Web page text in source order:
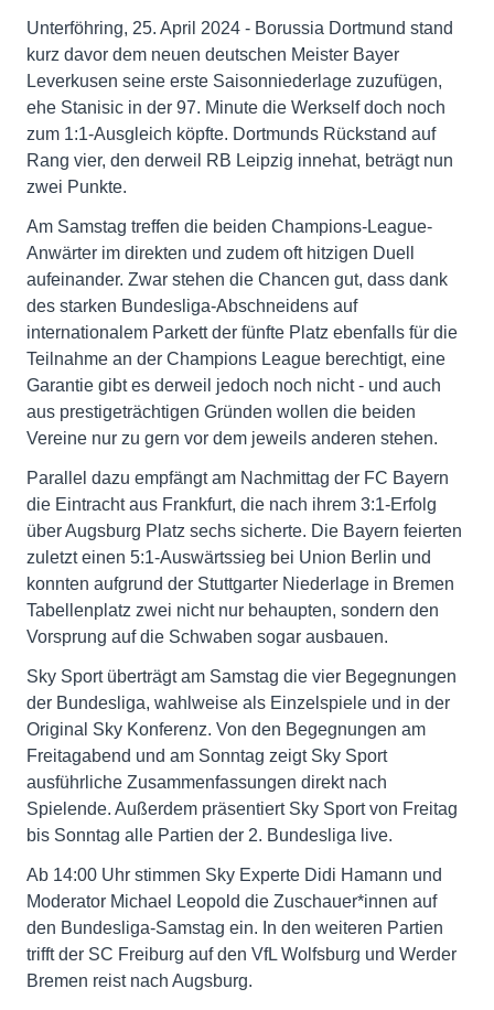
Unterföhring, 25. April 2024 - Borussia Dortmund stand
kurz davor dem neuen deutschen Meister Bayer
Leverkusen seine erste Saisonniederlage zuzufügen,
ehe Stanisic in der 97. Minute die Werkself doch noch
zum 1:1-Ausgleich köpfte. Dortmunds Rückstand auf
Rang vier, den derweil RB Leipzig innehat, beträgt nun
zwei Punkte.
Am Samstag treffen die beiden Champions-League-
Anwärter im direkten und zudem oft hitzigen Duell
aufeinander. Zwar stehen die Chancen gut, dass dank
des starken Bundesliga-Abschneidens auf
internationalem Parkett der fünfte Platz ebenfalls für die
Teilnahme an der Champions League berechtigt, eine
Garantie gibt es derweil jedoch noch nicht - und auch
aus prestigeträchtigen Gründen wollen die beiden
Vereine nur zu gern vor dem jeweils anderen stehen.
Parallel dazu empfängt am Nachmittag der FC Bayern
die Eintracht aus Frankfurt, die nach ihrem 3:1-Erfolg
über Augsburg Platz sechs sicherte. Die Bayern feierten
zuletzt einen 5:1-Auswärtssieg bei Union Berlin und
konnten aufgrund der Stuttgarter Niederlage in Bremen
Tabellenplatz zwei nicht nur behaupten, sondern den
Vorsprung auf die Schwaben sogar ausbauen.
Sky Sport überträgt am Samstag die vier Begegnungen
der Bundesliga, wahlweise als Einzelspiele und in der
Original Sky Konferenz. Von den Begegnungen am
Freitagabend und am Sonntag zeigt Sky Sport
ausführliche Zusammenfassungen direkt nach
Spielende. Außerdem präsentiert Sky Sport von Freitag
bis Sonntag alle Partien der 2. Bundesliga live.
Ab 14:00 Uhr stimmen Sky Experte Didi Hamann und
Moderator Michael Leopold die Zuschauer*innen auf
den Bundesliga-Samstag ein. In den weiteren Partien
trifft der SC Freiburg auf den VfL Wolfsburg und Werder
Bremen reist nach Augsburg.